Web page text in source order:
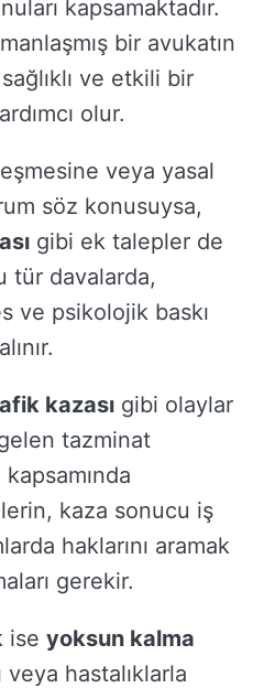
kapsamaktadır.
bir avukatın
ve etkili bir
olur.
veya yasal
söz konusuysa,
gibi ek talepler de
tür davalarda,
ve psikolojik baskı
kazası gibi olaylar
tazminat
kaza sonucu iş
haklarını aramak
gerekir.
ise yoksun kalma
veya hastalıklarla